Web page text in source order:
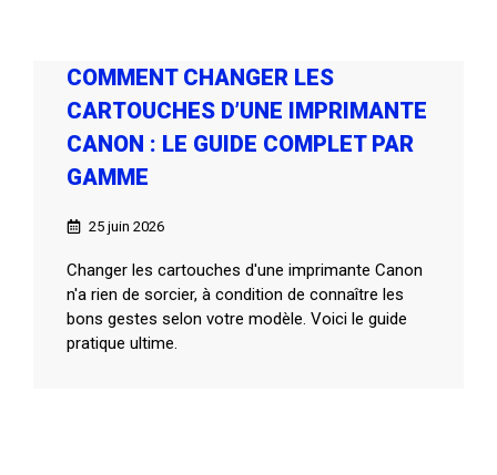
COMMENT CHANGER LES
CARTOUCHES D’UNE IMPRIMANTE
CANON : LE GUIDE COMPLET PAR
GAMME
25 juin 2026
Changer les cartouches d'une imprimante Canon
n'a rien de sorcier, à condition de connaître les
bons gestes selon votre modèle. Voici le guide
pratique ultime.